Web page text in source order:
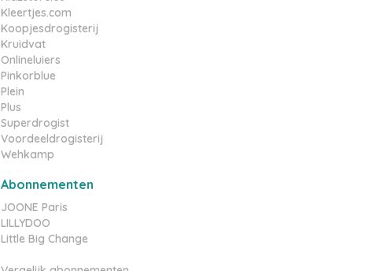
Kleertjes.com
Koopjesdrogisterij
Kruidvat
Onlineluiers
Pinkorblue
Plein
Plus
Superdrogist
Voordeeldrogisterij
Wehkamp
Abonnementen
JOONE Paris
LILLYDOO
Little Big Change